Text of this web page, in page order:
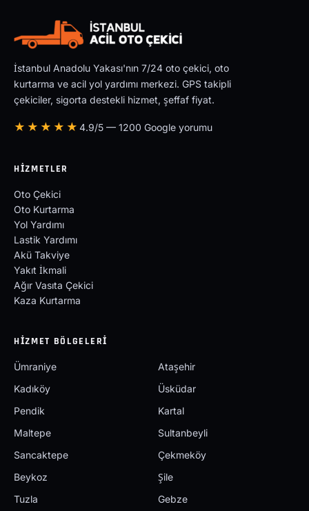
İstanbul Anadolu Yakası'nın 7/24 oto çekici, oto
kurtarma ve acil yol yardımı merkezi. GPS takipli
çekiciler, sigorta destekli hizmet, şeffaf fiyat.
★★★★★ 4.9/5 — 1200 Google yorumu
HIZMETLER
Oto Çekici
Oto Kurtarma
Yol Yardımı
Lastik Yardımı
Akü Takviye
Yakıt İkmali
Ağır Vasıta Çekici
Kaza Kurtarma
HIZMET BÖLGELERI
Ümraniye
Ataşehir
Kadıköy
Üsküdar
Pendik
Kartal
Maltepe
Sultanbeyli
Sancaktepe
Çekmeköy
Beykoz
Şile
Tuzla
Gebze